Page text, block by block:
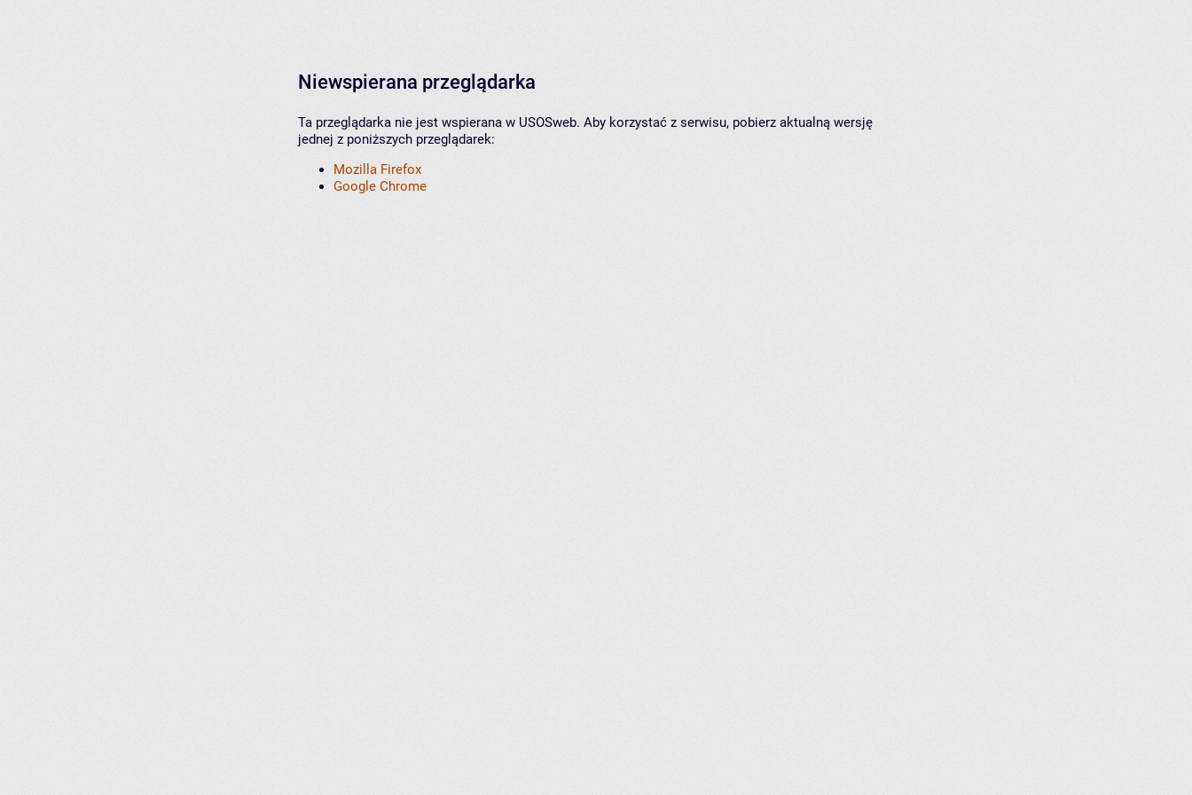
Niewspierana przeglądarka
Ta przeglądarka nie jest wspierana w USOSweb. Aby korzystać z serwisu, pobierz aktualną wersję
jednej z poniższych przeglądarek:
Mozilla Firefox
Google Chrome